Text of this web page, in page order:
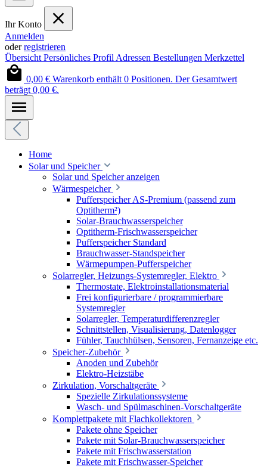
Ihr Konto
Anmelden
oderregistrieren
Übersicht Persönliches Profil Adressen Bestellungen Merkzettel
0,00 € Warenkorb enthält 0 Positionen. Der Gesamtwert
beträgt 0,00 €.
Home
Solar und Speicher
Solar und Speicher anzeigen
Wärmespeicher
Pufferspeicher AS-Premium (passend zum
Optitherm²)
Solar-Brauchwasserspeicher
Optitherm-Frischwasserspeicher
Pufferspeicher Standard
Brauchwasser-Standspeicher
Wärmepumpen-Pufferspeicher
Solarregler, Heizungs-Systemregler, Elektro
Thermostate, Elektroinstallationsmaterial
Frei konfigurierbare / programmierbare
Systemregler
Solarregler, Temperaturdifferenzregler
Schnittstellen, Visualisierung, Datenlogger
Fühler, Tauchhülsen, Sensoren, Fernanzeige etc.
Speicher-Zubehör
Anoden und Zubehör
Elektro-Heizstäbe
Zirkulation, Vorschaltgeräte
Spezielle Zirkulationssysteme
Wasch- und Spülmaschinen-Vorschaltgeräte
Komplettpakete mit Flachkollektoren
Pakete ohne Speicher
Pakete mit Solar-Brauchwasserspeicher
Pakete mit Frischwasserstation
Pakete mit Frischwasser-Speicher